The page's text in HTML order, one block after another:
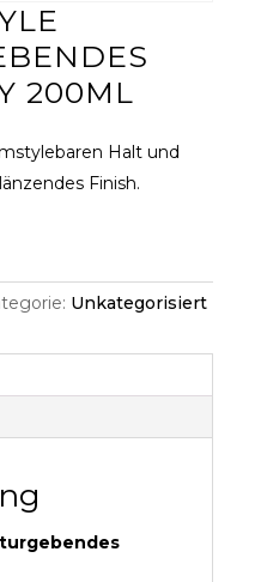
200ML
Halt und
Finish.
Unkategorisiert